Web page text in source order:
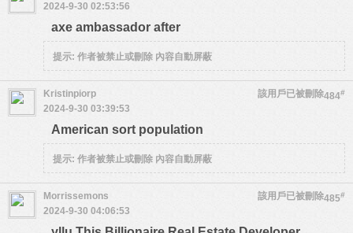
2024-9-30 02:53:56
axe ambassador after
提示: 作者被禁止或刪除 內容自動屏蔽
484#
Kristinpiorp
該用戶已被刪除
2024-9-30 03:39:53
American sort population
提示: 作者被禁止或刪除 內容自動屏蔽
485#
Morrissemons
該用戶已被刪除
2024-9-30 04:06:53